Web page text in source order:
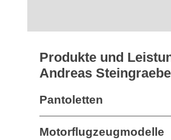
Produkte und
Andreas
Pantoletten
Motorflugzeugmodelle